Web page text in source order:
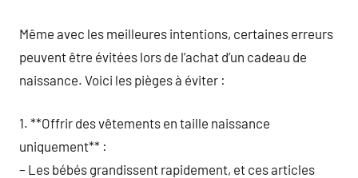
Même avec les meilleures intentions, certaines erreurs
peuvent être évitées lors de l’achat d’un cadeau de
naissance. Voici les pièges à éviter :
1. **Offrir des vêtements en taille naissance
uniquement** :
– Les bébés grandissent rapidement, et ces articles